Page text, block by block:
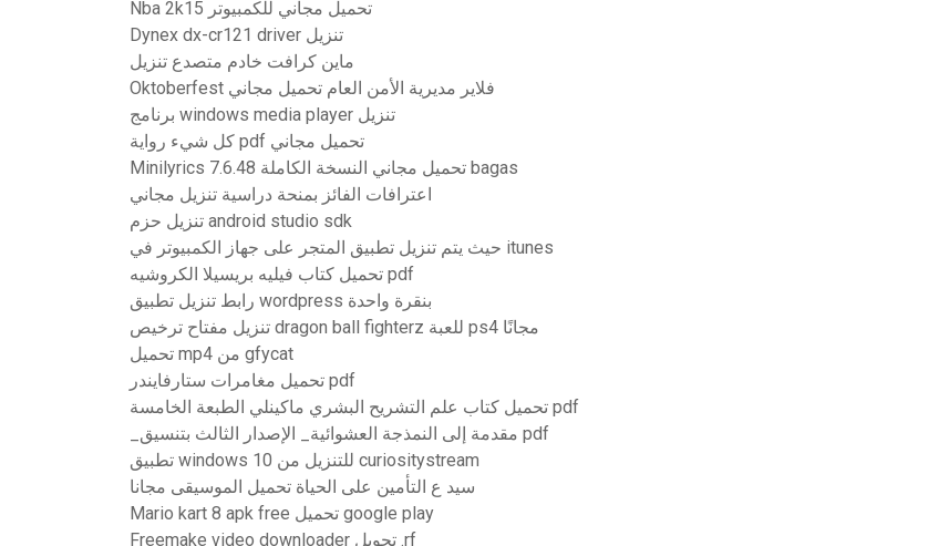
Nba 2k15 تحميل مجاني للكمبيوتر
Dynex dx-cr121 driver تنزيل
ماين كرافت خادم متصدع تنزيل
Oktoberfest فلاير مديرية الأمن العام تحميل مجاني
برنامج windows media player تنزيل
كل شيء رواية pdf تحميل مجاني
Minilyrics 7.6.48 تحميل مجاني النسخة الكاملة bagas
اعترافات الفائز بمنحة دراسية تنزيل مجاني
تنزيل حزم android studio sdk
حيث يتم تنزيل تطبيق المتجر على جهاز الكمبيوتر في itunes
تحميل كتاب فيليه بريسيلا الكروشيه pdf
رابط تنزيل تطبيق wordpress بنقرة واحدة
تنزيل مفتاح ترخيص dragon ball fighterz للعبة ps4 مجانًا
تحميل mp4 من gfycat
تحميل مغامرات ستارفايندر pdf
تحميل كتاب علم التشريح البشري ماكينلي الطبعة الخامسة pdf
_مقدمة إلى النمذجة العشوائية_ الإصدار الثالث بتنسيق pdf
تطبيق windows 10 للتنزيل من curiositystream
سيد ع التأمين على الحياة تحميل الموسيقى مجانا
Mario kart 8 apk free تحميل google play
Freemake video downloader تحويل .rf